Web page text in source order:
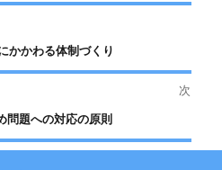
かかわる体制づくり
次
題への対応の原則